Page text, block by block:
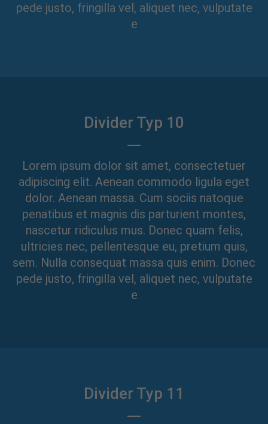
pede justo, fringilla vel, aliquet nec, vulputate
e
Divider Typ 10
Lorem ipsum dolor sit amet, consectetuer
adipiscing elit. Aenean commodo ligula eget
dolor. Aenean massa. Cum sociis natoque
penatibus et magnis dis parturient montes,
nascetur ridiculus mus. Donec quam felis,
ultricies nec, pellentesque eu, pretium quis,
sem. Nulla consequat massa quis enim. Donec
pede justo, fringilla vel, aliquet nec, vulputate
e
Divider Typ 11